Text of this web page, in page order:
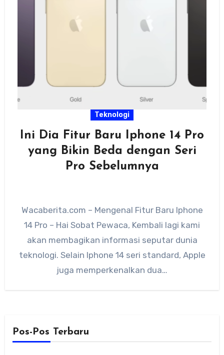
Teknologi
Ini Dia Fitur Baru Iphone 14 Pro
yang Bikin Beda dengan Seri
Pro Sebelumnya
Wacaberita.com – Mengenal Fitur Baru Iphone
14 Pro – Hai Sobat Pewaca, Kembali lagi kami
akan membagikan informasi seputar dunia
teknologi. Selain Iphone 14 seri standard, Apple
juga memperkenalkan dua…
Pos-Pos Terbaru